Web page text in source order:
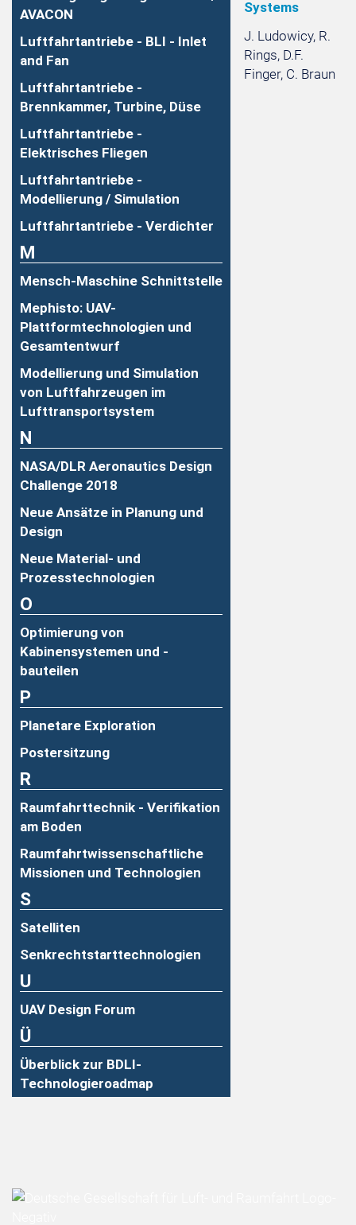
AVACON
Luftfahrtantriebe - BLI - Inlet
and Fan
Luftfahrtantriebe -
Brennkammer, Turbine, Düse
Luftfahrtantriebe -
Elektrisches Fliegen
Luftfahrtantriebe -
Modellierung / Simulation
Luftfahrtantriebe - Verdichter
M
Mensch-Maschine Schnittstelle
Mephisto: UAV-
Plattformtechnologien und
Gesamtentwurf
Modellierung und Simulation
von Luftfahrzeugen im
Lufttransportsystem
N
NASA/DLR Aeronautics Design
Challenge 2018
Neue Ansätze in Planung und
Design
Neue Material- und
Prozesstechnologien
O
Optimierung von
Kabinensystemen und -
bauteilen
P
Planetare Exploration
Postersitzung
R
Raumfahrttechnik - Verifikation
am Boden
Raumfahrtwissenschaftliche
Missionen und Technologien
S
Satelliten
Senkrechtstarttechnologien
U
UAV Design Forum
Ü
Überblick zur BDLI-
Technologieroadmap
Systems
J. Ludowicy, R.
Rings, D.F.
Finger, C. Braun